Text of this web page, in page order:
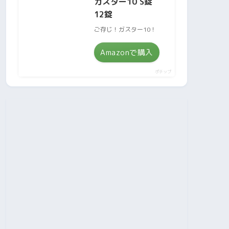
12錠
ご存じ！ガスター10！
Amazonで購入
ポチップ